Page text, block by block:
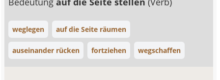
weglegen auf die Seite räumen
auseinander rücken fortziehen wegschaffen